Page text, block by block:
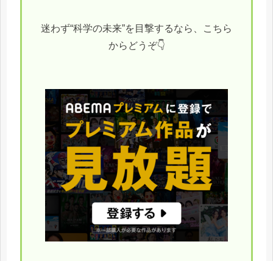
迷わず“科学の未来”を目撃するなら、こちら
からどうぞ👇